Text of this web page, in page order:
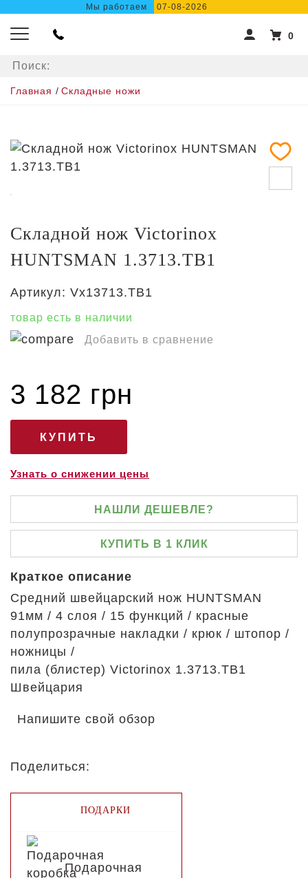
Мы работаем 07-08-2026
0
Главная / Складные ножи
Складной нож Victorinox
HUNTSMAN 1.3713.TB1
Артикул: Vx13713.TB1
товар есть в наличии
Добавить в сравнение
3 182 грн
Узнать о снижении цены
НАШЛИ ДЕШЕВЛЕ?
КУПИТЬ В 1 КЛИК
Краткое описание
Средний швейцарский нож HUNTSMAN
91мм / 4 слоя / 15 функций / красные
полупрозрачные накладки / крюк / штопор /
ножницы /
пила (блистер) Victorinox 1.3713.TB1
Швейцария
Напишите свой обзор
Поделиться:
ПОДАРКИ
Подарочная